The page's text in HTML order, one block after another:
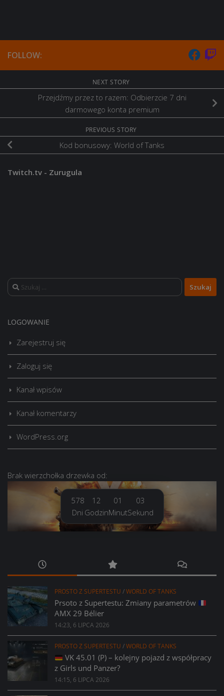
FOLLOW:
NEXT STORY
Przejdźmy przez to razem: Odbierzcie 7 dni
darmowego konta premium
PREVIOUS STORY
Kod bonusowy: World of Tanks
Twitch.tv - Zurugula
Szukaj:
LOGOWANIE
Zarejestruj się
Zaloguj się
Kanał wpisów
Kanał komentarzy
WordPress.org
Brak wierzchołka drzewka od:
578
Dni
12
Godzin
01
Minut
04
Sekund
PROSTO Z SUPERTESTU /WORLD OF TANKS
Prsoto z Supertestu: Zmiany parametrów
AMX 29 Bélier
14:23, 6 LIPCA 2026
PROSTO Z SUPERTESTU /WORLD OF TANKS
VK 45.01 (P) – kolejny pojazd z współpracy
z Girls und Panzer?
14:15, 6 LIPCA 2026